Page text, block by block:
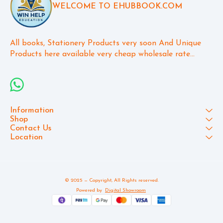
WELCOME TO EHUBBOOK.COM
All books, Stationery Products very soon And Unique
Products here available very cheap wholesale rate...
Information
Shop
Contact Us
Location
© 2025 — Copyright, All Rights reserved.
Powered
by Digital Showroom